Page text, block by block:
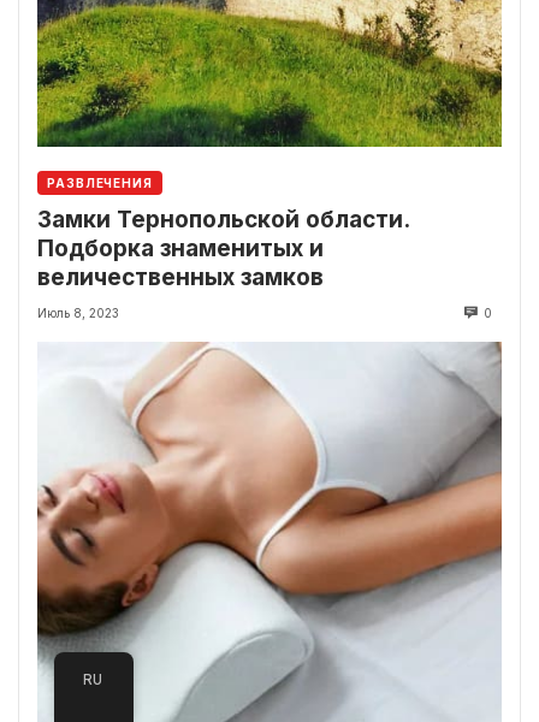
РАЗВЛЕЧЕНИЯ
Замки Тернопольской области.
Подборка знаменитых и
величественных замков
Июль 8, 2023 0
RU